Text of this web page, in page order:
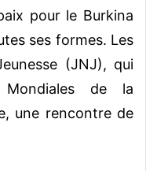
pour le Burkina
ses formes. Les
(JNJ), qui
Mondiales de la
une rencontre de